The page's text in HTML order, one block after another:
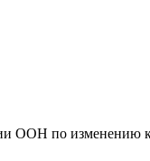
ООН по изменению